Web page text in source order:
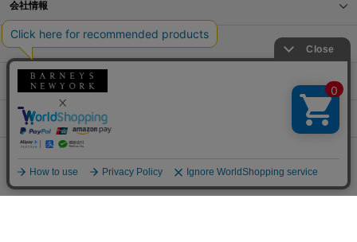
会社情報
オンラインストアショッピングガイド
店舗情報
サービス